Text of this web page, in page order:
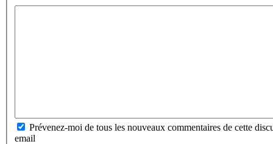
Prévenez-moi de tous les nouveaux commentaires de cette
email